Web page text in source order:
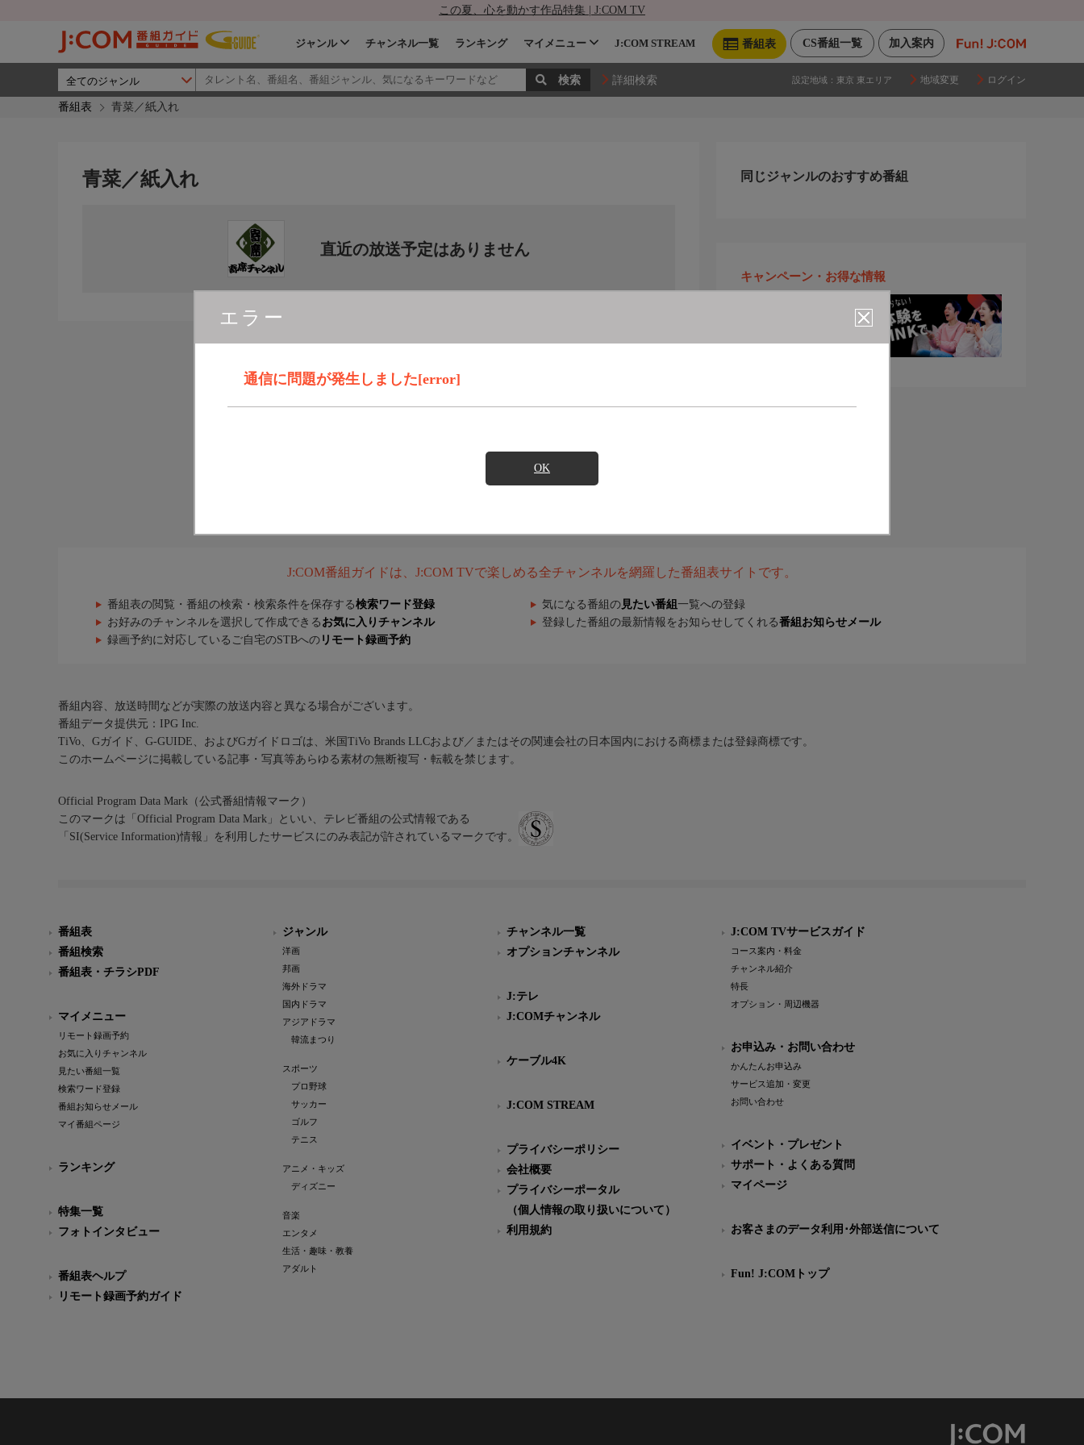
この夏、心を動かす作品特集 | J:COM TV
加入案内
CS番組一覧
番組表
ジャンル チャンネル一覧 ランキング マイメニュー J:COM STREAM
詳細検索 設定地域： 東京 東エリア 地域変更 ログイン
番組表 青菜／紙入れ
エラー
通信に問題が発生しました[error]
OK
青菜／紙入れ
直近の放送予定はありません
同じジャンルのおすすめ番組
キャンペーン・お得な情報
J:COM番組ガイドは、J:COM TVで楽しめる全チャンネルを網羅した番組表サイトです。
番組表の閲覧・番組の検索・検索条件を保存する検索ワード登録 気になる番組の 見たい番組 一覧への登録
お好みのチャンネルを選択して作成できる お気に入りチャンネル 登録した番組の最新情報をお知らせしてくれる番組お知らせメール
録画予約に対応しているご自宅のSTBへの リモート録画予約
番組内容、放送時間などが実際の放送内容と異なる場合がございます。
番組データ提供元：IPG Inc.
TiVo、Gガイド、G-GUIDE、およびGガイドロゴは、米国TiVo Brands LLCおよび／またはその関連会社の日本国内における商標または登録商標です。
このホームページに掲載している記事・写真等あらゆる素材の無断複写・転載を禁じます。
Official Program Data Mark（公式番組情報マーク）
このマークは「Official Program Data Mark」といい、テレビ番組の公式情報である
「SI(Service Information)情報」を利用したサービスにのみ表記が許されているマークです。
番組表
番組検索
番組表・チラシPDF
マイメニュー
リモート録画予約
お気に入りチャンネル
見たい番組一覧
検索ワード登録
番組お知らせメール
マイ番組ページ
ランキング
特集一覧
フォトインタビュー
番組表ヘルプ
リモート録画予約ガイド
ジャンル
洋画
邦画
海外ドラマ
国内ドラマ
アジアドラマ
韓流まつり
スポーツ
プロ野球
サッカー
ゴルフ
テニス
アニメ・キッズ
ディズニー
音楽
エンタメ
生活・趣味・教養
アダルト
チャンネル一覧
オプションチャンネル
J:テレ
J:COMチャンネル
ケーブル4K
J:COM STREAM
プライバシーポリシー
会社概要
プライバシーポータル
（個人情報の取り扱いについて）
利用規約
J:COM TVサービスガイド
コース案内・料金
チャンネル紹介
特長
オプション・周辺機器
お申込み・お問い合わせ
かんたんお申込み
サービス追加・変更
お問い合わせ
イベント・プレゼント
サポート・よくある質問
マイページ
お客さまのデータ利用･外部送信について
Fun! J:COMトップ